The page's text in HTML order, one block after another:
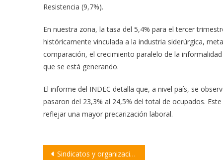
Resistencia (9,7%).
En nuestra zona, la tasa del 5,4% para el tercer
históricamente vinculada a la industria siderúrgica,
comparación, el crecimiento paralelo de la
que se está generando.
El informe del INDEC detalla que, a nivel país, se
pasaron del 23,3% al 24,5% del total de ocupados.
reflejar una mayor precarización laboral.
Navegación
Sindicatos y organizaciones sociales marcharon en Rosario contra la reforma laboral